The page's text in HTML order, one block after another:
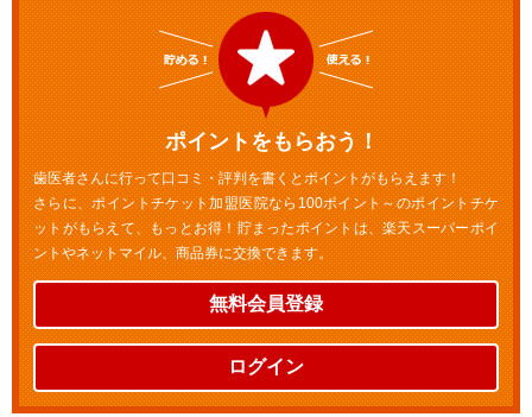
ポイントをもらおう！
歯医者さんに行って口コミ・評判を書くとポイントがもらえます！
さらに、ポイントチケット加盟医院なら100ポイント～のポイントチケ
ットがもらえて、もっとお得！貯まったポイントは、楽天スーパーポイ
ントやネットマイル、商品券に交換できます。
無料会員登録
ログイン